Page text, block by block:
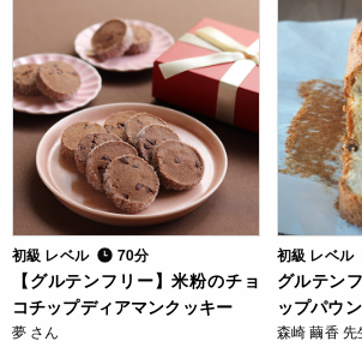
初級 レベル 70分
【グルテンフリー】米粉のチョ
コチップディアマンクッキー
夢 さん
初級 レベル
グルテン
ップパウ
森崎 繭香 先